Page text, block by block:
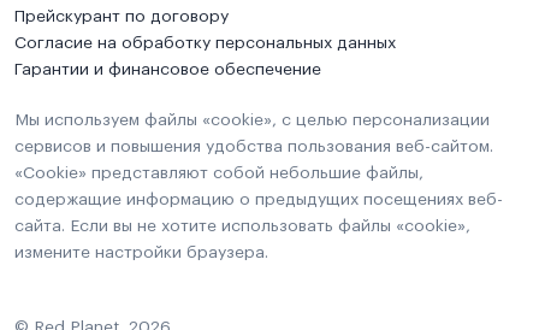
Прейскурант по договору
Согласие на обработку персональных данных
Гарантии и финансовое обеспечение
Мы используем файлы «cookie», с целью персонализации
сервисов и повышения удобства пользования веб-сайтом.
«Cookie» представляют собой небольшие файлы,
содержащие информацию о предыдущих посещениях веб-
сайта. Если вы не хотите использовать файлы «cookie»,
измените настройки браузера.